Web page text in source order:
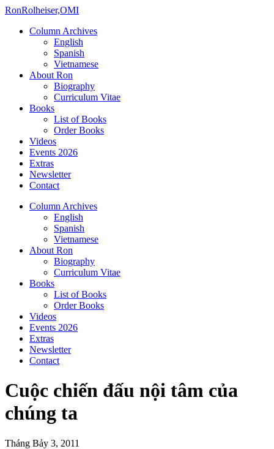
RonRolheiser,OMI
Column Archives
English
Spanish
Vietnamese
About Ron
Biography
Curriculum Vitae
Books
List of Books
Order Books
Videos
Events 2026
Extras
Newsletter
Contact
Column Archives
English
Spanish
Vietnamese
About Ron
Biography
Curriculum Vitae
Books
List of Books
Order Books
Videos
Events 2026
Extras
Newsletter
Contact
Cuộc chiến đấu nội tâm của
chúng ta
Tháng Bảy 3, 2011